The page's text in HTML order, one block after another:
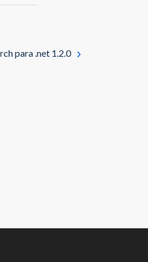
para .net 1.2.0